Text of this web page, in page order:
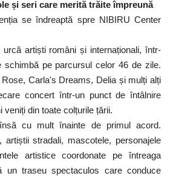
și seri care merită trăite împreună
se îndreaptă spre NIBIRU Center
artiști români și internaționali, într-
schimbă pe parcursul celor 46 de zile.
Carla's Dreams, Delia și mulți alți
concert într-un punct de întâlnire
veniți din toate colțurile țării.
cu mult înainte de primul acord.
artiștii stradali, mascotele, personajele
artistice coordonate pe întreaga
un traseu spectaculos care conduce